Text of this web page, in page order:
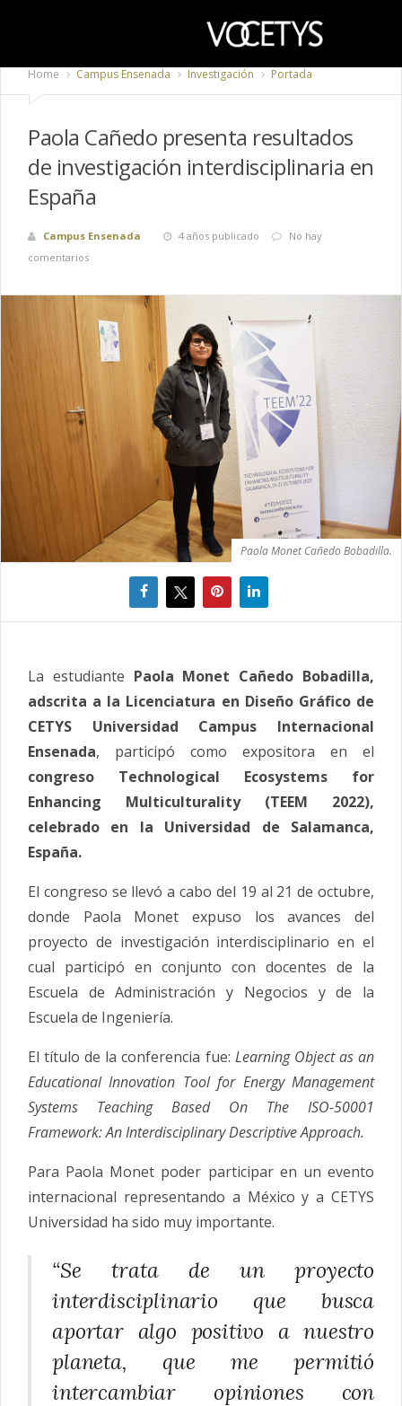
Home Campus Ensenada Investigación Portada
Paola Cañedo presenta resultados
de investigación interdisciplinaria en
España
Campus Ensenada 4 años publicado
No hay
comentarios
Paola Monet Cañedo Bobadilla.
La estudiante Paola Monet Cañedo Bobadilla,
adscrita a la Licenciatura en Diseño Gráfico de
CETYS Universidad Campus Internacional
Ensenada, participó como expositora en el
congreso Technological Ecosystems for
Enhancing Multiculturality (TEEM 2022),
celebrado en la Universidad de Salamanca,
España.
El congreso se llevó a cabo del 19 al 21 de octubre,
donde Paola Monet expuso los avances del
proyecto de investigación interdisciplinario en el
cual participó en conjunto con docentes de la
Escuela de Administración y Negocios y de la
Escuela de Ingeniería.
El título de la conferencia fue: Learning Object as an
Educational Innovation Tool for Energy Management
Systems Teaching Based On The ISO-50001
Framework: An Interdisciplinary Descriptive Approach.
Para Paola Monet poder participar en un evento
internacional representando a México y a CETYS
Universidad ha sido muy importante.
“Se trata de un proyecto
interdisciplinario que busca
aportar algo positivo a nuestro
planeta, que me permitió
intercambiar opiniones con